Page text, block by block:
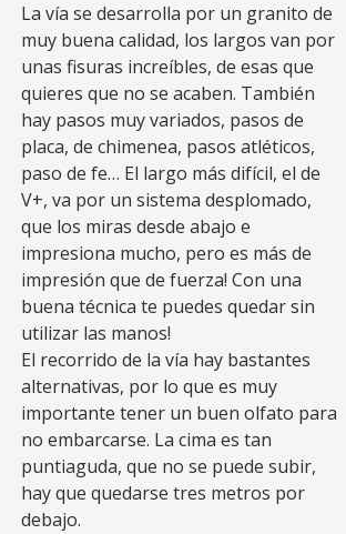
La vía se desarrolla por un granito de
muy buena calidad, los largos van por
unas fisuras increíbles, de esas que
quieres que no se acaben. También
hay pasos muy variados, pasos de
placa, de chimenea, pasos atléticos,
paso de fe… El largo más difícil, el de
V+, va por un sistema desplomado,
que los miras desde abajo e
impresiona mucho, pero es más de
impresión que de fuerza! Con una
buena técnica te puedes quedar sin
utilizar las manos!
El recorrido de la vía hay bastantes
alternativas, por lo que es muy
importante tener un buen olfato para
no embarcarse. La cima es tan
puntiaguda, que no se puede subir,
hay que quedarse tres metros por
debajo.